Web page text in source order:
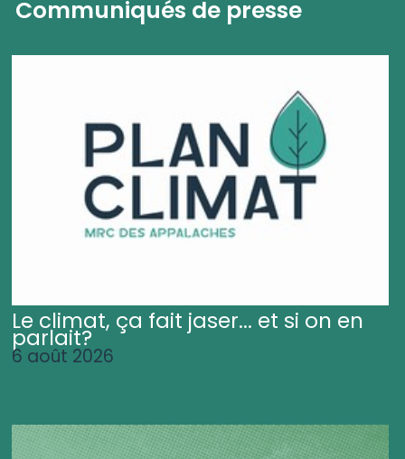
Communiqués de presse
Le climat, ça fait jaser... et si on en
parlait?
6 août 2026